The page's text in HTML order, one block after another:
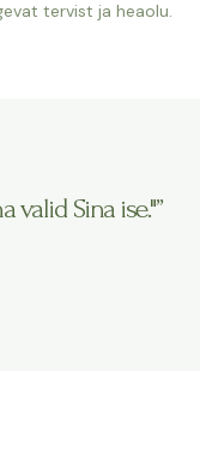
tervist ja heaolu.
valid Sina ise."”